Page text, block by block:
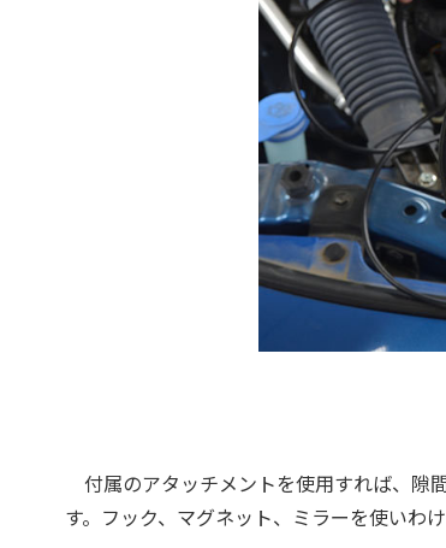
付属のアタッチメントを使用すれば、隙
す。フック、マグネット、ミラーを使いわ